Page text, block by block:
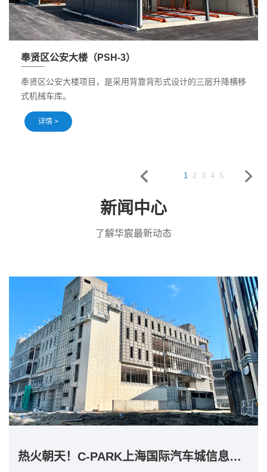
奉贤区公安大楼（PSH-3）
奉贤区公安大楼项目，是采用背靠背形式设计的三层升降横移
式机械车库。
详情 >
1 2 3 4 5
新闻中心
了解华宸最新动态
热火朝天！C-PARK上海国际汽车城信息产业...